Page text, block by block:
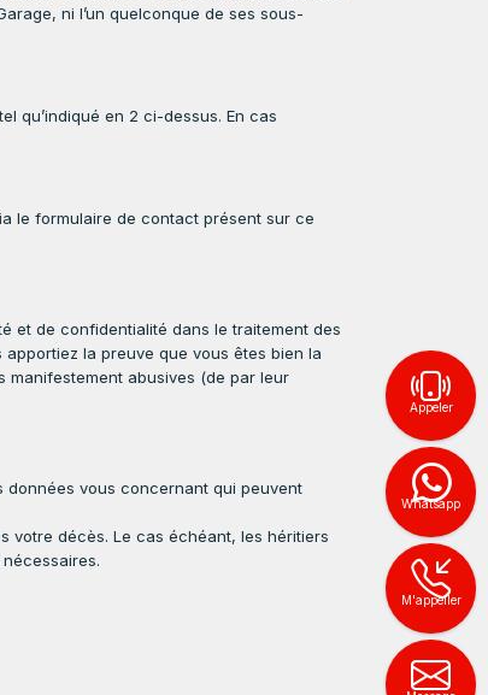
ni l’un quelconque de ses sous-
qu’indiqué en 2 ci-dessus. En cas
le formulaire de contact présent sur ce
et de confidentialité dans le traitement des
la preuve que vous êtes bien la
manifestement abusives (de par leur
données vous concernant qui peuvent
votre décès. Le cas échéant, les héritiers
Appeler
Whatsapp
M'appeller